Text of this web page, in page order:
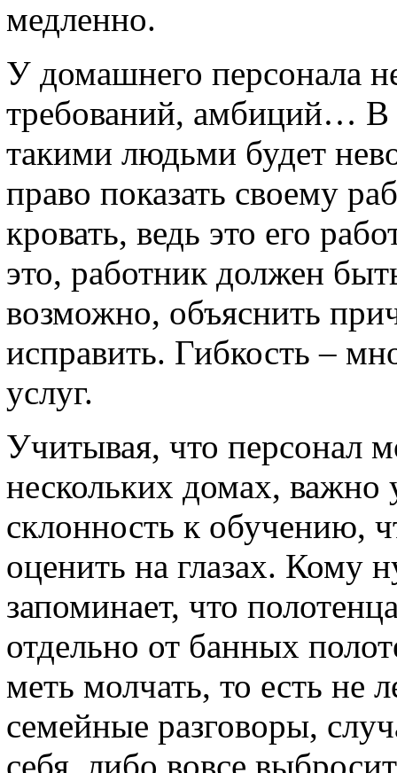
медленно.
У домашнего персонала
требований, амбиций… В
такими людьми будет
право показать своему
кровать, ведь это его
это, работник должен
возможно, объяснить
исправить. Гибкость –
услуг.
Учитывая, что персонал
нескольких домах, важно
склонность к обучению,
оценить на глазах. Кому
запоминает, что
отдельно от банных
меть молчать, то есть не
семейные разговоры,
себя, либо вовсе